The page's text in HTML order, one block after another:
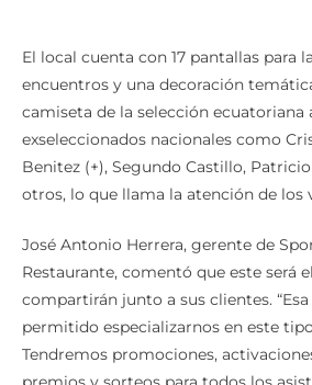
El local cuenta con 17 pantallas para
encuentros y una decoración
camiseta de la selección ecuatoriana
exseleccionados nacionales como
Benitez (+), Segundo Castillo,
otros, lo que llama la atención de los
José Antonio Herrera, gerente de
Restaurante, comentó que este será
compartirán junto a sus clientes.
permitido especializarnos en este
Tendremos promociones,